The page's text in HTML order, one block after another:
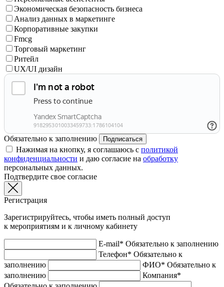
Экономическая безопасность бизнеса
Анализ данных в маркетинге
Корпоративные закупки
Fmcg
Торговый маркетинг
Ритейл
UX/UI дизайн
Обязательно к заполнению Подписаться
Нажимая на кнопку, я соглашаюсь с политикой
конфиденциальности и даю согласие на обработку
персональных данных.
Подтвердите свое согласие
Регистрация
Зарегистрируйтесь, чтобы иметь полный доступ
к мероприятиям и к личному кабинету
E-mail* Обязательно к заполнению
Телефон* Обязательно к
заполнению
ФИО* Обязательно к
заполнению
Компания*